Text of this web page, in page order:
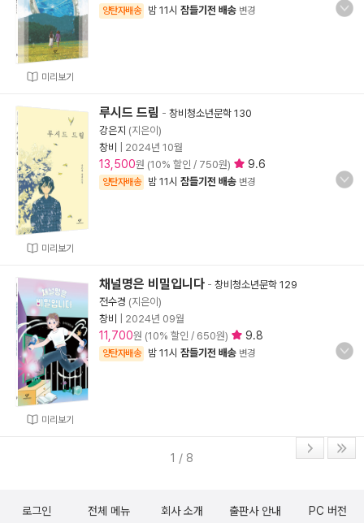
미리보기
양탄자배송 밤 11시 잠들기전 배송 변경
미리보기
루시드 드림 - 창비청소년문학 130
강은지 (지은이)
창비
2024년 10월
13,500원 (10% 할인 / 750원) 9.6
양탄자배송 밤 11시 잠들기전 배송 변경
미리보기
채널명은 비밀입니다 - 창비청소년문학 129
전수경 (지은이)
창비
2024년 09월
11,700원 (10% 할인 / 650원) 9.8
양탄자배송 밤 11시 잠들기전 배송 변경
1 / 8
로그인 전체 메뉴 회사 소개 출판사 안내 PC 버전